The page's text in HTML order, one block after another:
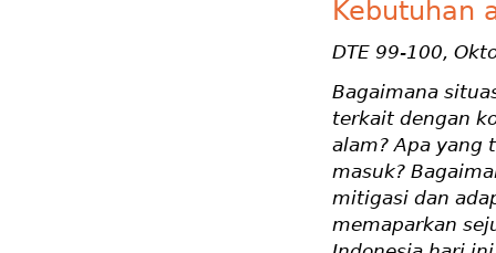
Kebutuhan
DTE 99-100,
Bagaimana
terkait dengan
alam? Apa yang
masuk?
mitigasi dan
memaparkan